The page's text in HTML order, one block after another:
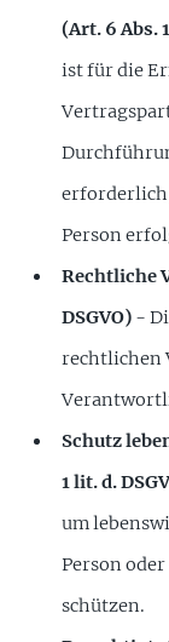
(Art. 6 Abs.
ist für die
Person
Rechtliche
DSGVO) -
rechtlichen
Schutz
1 lit. d.
um
Person
schützen.